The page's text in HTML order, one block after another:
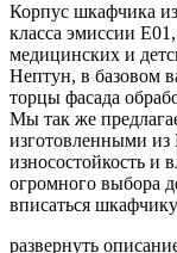
Корпус шкафчика
класса эмиссии
медицинских и
Нептун, в базовом
торцы фасада
Мы так же
изготовленными
износостойкость и
огромного выбора
вписаться
развернуть